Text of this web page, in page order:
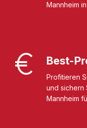
Mannheim
Best-
Profitieren
und sichern
Mannheim